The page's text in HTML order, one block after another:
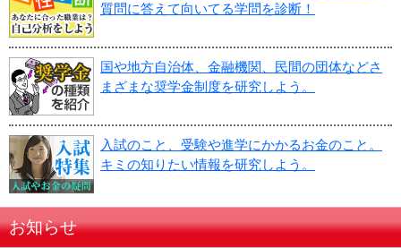
質問に答えて向いてる学問を診断！
国や地方自治体、金融機関、民間の団体などさ
まざまな奨学金制度を研究しよう。
入試のこと、受験や進学にかかるお金のこと。
キミの知りたい情報を研究しよう。
お知らせ